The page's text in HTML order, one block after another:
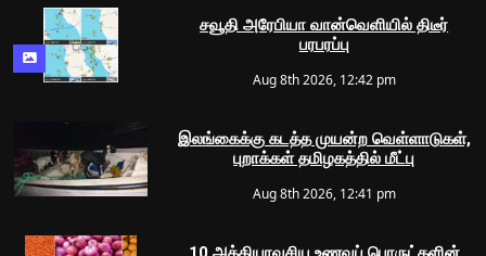
சவூதி அரேபியா வான்வெளியில் திடீர்
பரபரப்பு
Aug 8th 2026, 12:42 pm
இலங்கைக்கு கடத்த முயன்ற வெள்ளாடுகள்,
புறாக்கள் தமிழகத்தில் மீட்பு
Aug 8th 2026, 12:41 pm